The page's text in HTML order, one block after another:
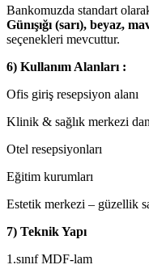
Bankomuzda standart
Günışığı (sarı), beyaz,
seçenekleri mevcuttur.
6) Kullanım Alanları :
Ofis giriş resepsiyon alanı
Klinik & sağlık merkezi
Otel resepsiyonları
Eğitim kurumları
Estetik merkezi – güzellik
7) Teknik Yapı
1.sınıf MDF-lam